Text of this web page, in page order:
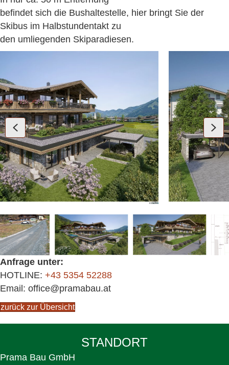
befindet sich die Bushaltestelle, hier bringt Sie der
Skibus im Halbstundentakt zu
den umliegenden Skiparadiesen.
Anfrage unter:
HOTLINE: +43 5354 52288
Email: office@pramabau.at
zurück zur Übersicht
STANDORT
Prama Bau GmbH